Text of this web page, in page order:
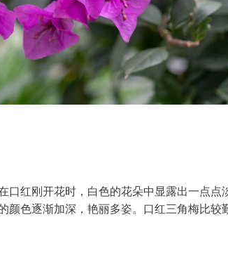
口红刚开花时，白色的花朵中显露出一点点
颜色逐渐加深，艳丽多姿。口红三角梅比较